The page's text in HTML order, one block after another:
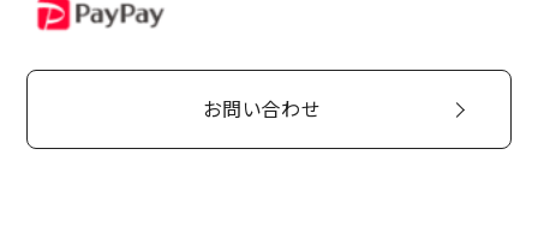
お問い合わせ